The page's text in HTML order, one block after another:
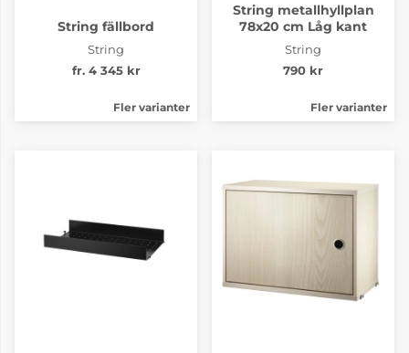
String fällbord
String
fr. 4 345 kr
Fler varianter
String metallhyllplan
78x20 cm Låg kant
String
790 kr
Fler varianter